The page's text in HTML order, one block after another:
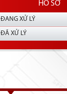
HỒ SƠ
ĐANG XỬ LÝ
ĐÃ XỬ LÝ